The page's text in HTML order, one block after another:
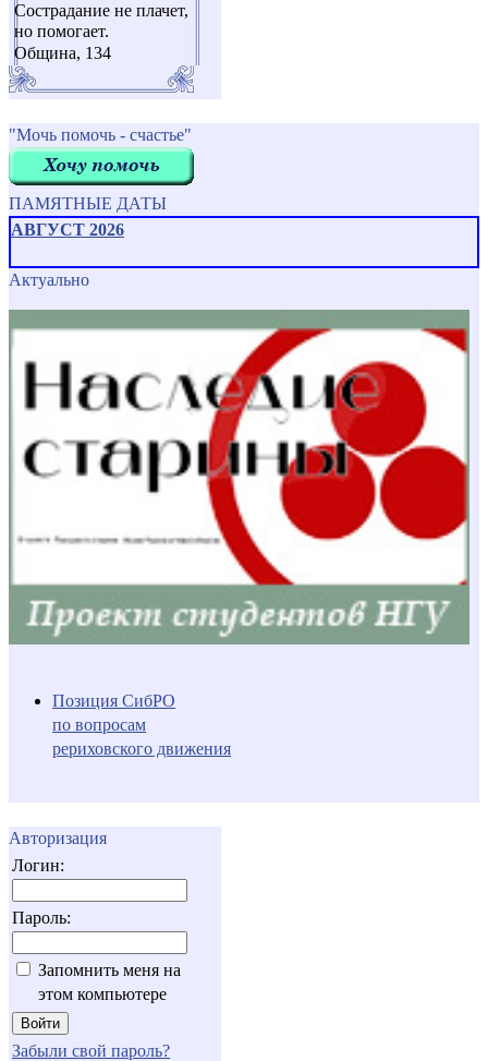
Сострадание не плачет,
но помогает.
Община, 134
"Мочь помочь - счастье"
ПАМЯТНЫЕ ДАТЫ
АВГУСТ 2026
Актуально
Позиция СибРО
по вопросам
рериховского движения
Авторизация
Логин:
Пароль:
Запомнить меня на
этом компьютере
Забыли свой пароль?